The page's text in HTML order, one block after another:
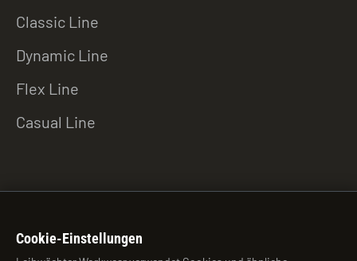
Classic Line
Dynamic Line
Flex Line
Casual Line
Cookie-Einstellungen